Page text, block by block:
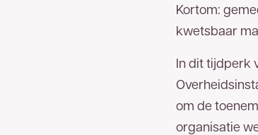
Kortom:
kwetsbaar
In dit tijdperk
om de
organisatie